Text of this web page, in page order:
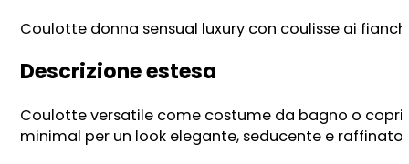
Coulotte donna sensual luxury con coulisse ai
Descrizione estesa
Coulotte versatile come costume da bagno o
minimal per un look elegante, seducente e